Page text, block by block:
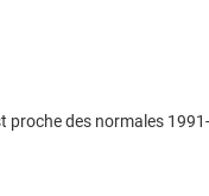
proche des normales